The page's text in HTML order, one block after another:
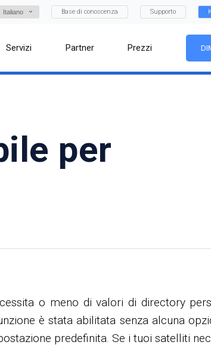
Italiano Base di conoscenza Supporto
Servizi Partner Prezzi
per
o meno di valori di directory
è stata abilitata senza alcuna
predefinita. Se i tuoi satelliti